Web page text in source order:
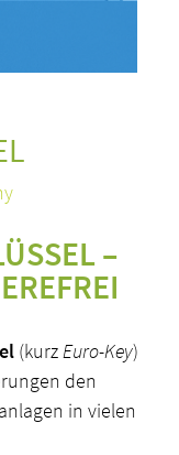
–
(kurzEuro-Key)
den
in vielen